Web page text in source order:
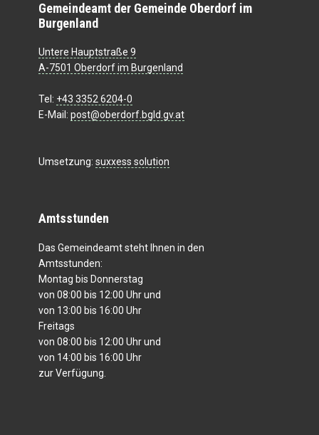
Gemeindeamt der Gemeinde Oberdorf im
Burgenland
Untere Hauptstraße 9
A-7501 Oberdorf im Burgenland
Tel: +43 3352 6204-0
E-Mail: post@oberdorf.bgld.gv.at
Umsetzung: suxxess solution
Amtsstunden
Das Gemeindeamt steht Ihnen in den
Amtsstunden:
Montag bis Donnerstag
von 08:00 bis 12:00 Uhr und
von 13:00 bis 16:00 Uhr
Freitags
von 08:00 bis 12:00 Uhr und
von 14:00 bis 16:00 Uhr
zur Verfügung.